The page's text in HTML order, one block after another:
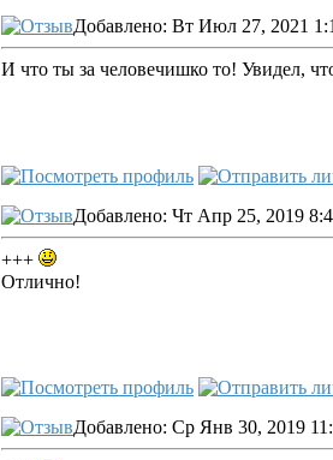
Добавлено: Вт Июл 27, 2021
И что ты за человечишко то! Увидел,
Добавлено: Чт Апр 25, 2019
+++
Отлично!
Добавлено: Ср Янв 30, 2019